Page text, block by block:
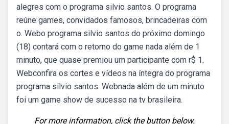
alegres com o programa silvio santos. O programa
reúne games, convidados famosos, brincadeiras com
o. Webo programa silvio santos do próximo domingo
(18) contará com o retorno do game nada além de 1
minuto, que quase premiou um participante com r$ 1.
Webconfira os cortes e vídeos na íntegra do programa
programa silvio santos. Webnada além de um minuto
foi um game show de sucesso na tv brasileira.
For more information, click the button below.